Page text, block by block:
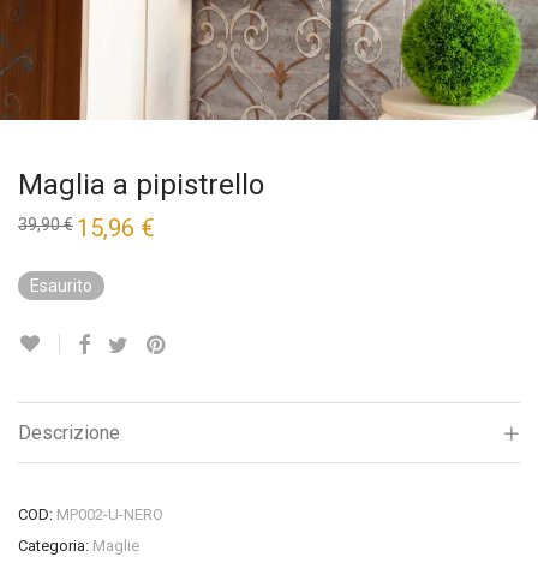
Maglia a pipistrello
39,90€ Il
prezzo
era:
39,90 €.
15,96 €
Esaurito
Descrizione
COD: MP002-U-NERO
Categoria: Maglie